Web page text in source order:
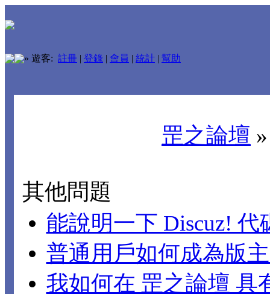
» 遊客: 註冊 | 登錄 | 會員 | 統計 | 幫助
罡之論壇
其他問題
能說明一下 Discuz! 代
普通用戶如何成為版
我如何在 罡之論壇 具